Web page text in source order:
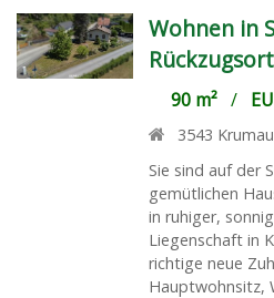
Wohnen in
90 m²/
3543
Sie sind auf der
gemütlichen
in ruhiger,
Liegenschaft in
richtige neue
Hauptwohnsitz,